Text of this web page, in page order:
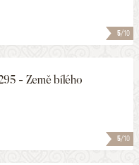
5/10
5/10
- Země bílého